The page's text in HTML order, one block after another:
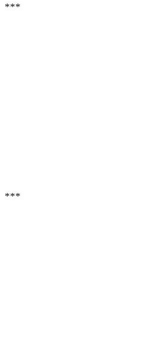
***
***